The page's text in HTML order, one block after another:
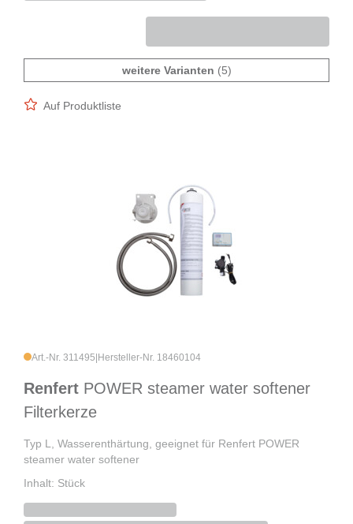
weitere Varianten (5)
Auf Produktliste
Art.-Nr. 311495 Hersteller-Nr. 18460104
Renfert POWER steamer water softener
Filterkerze
Typ L, Wasserenthärtung, geeignet für Renfert POWER
steamer water softener
Inhalt: Stück